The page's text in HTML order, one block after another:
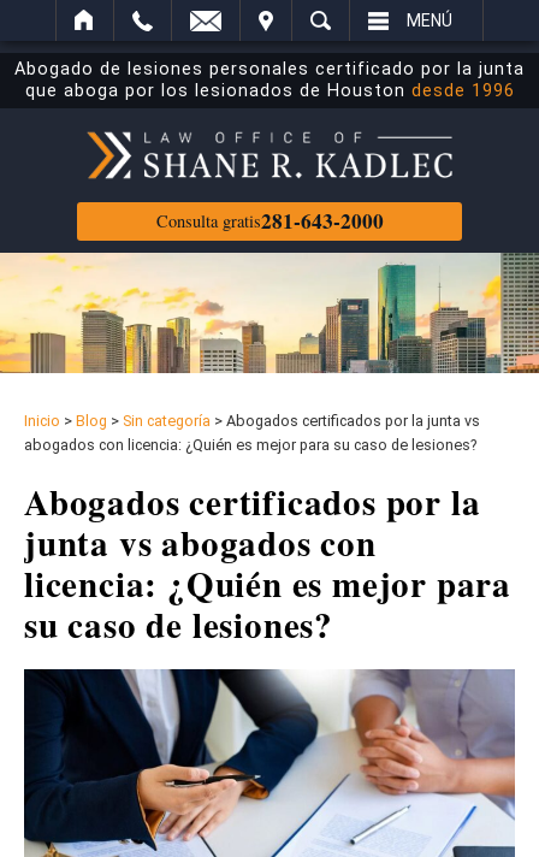
BUSCAR MENÚ
Abogado de lesiones personales certificado por la junta
que aboga por los lesionados de Houston desde 1996
Consulta gratis281-643-2000
Inicio > Blog > Sin categoría > Abogados certificados por la junta vs
abogados con licencia: ¿Quién es mejor para su caso de lesiones?
Abogados certificados por la
junta vs abogados con
licencia: ¿Quién es mejor para
su caso de lesiones?